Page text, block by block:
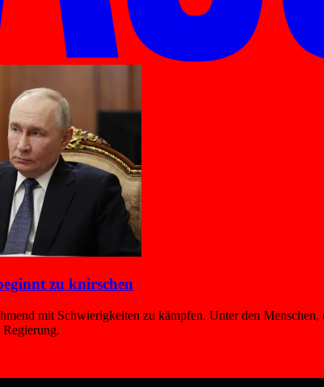
zu knirschen
mit Schwierigkeiten zu kämpfen. Unter den